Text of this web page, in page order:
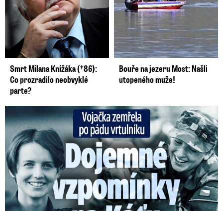
Smrt Milana Knížáka (†86):
Co prozradilo neobvyklé
parte?
Bouře na jezeru Most: Našli
utopeného muže!
Vojačka zemřela po pádu vrtulníku: Dojemné vzpomínky na ...